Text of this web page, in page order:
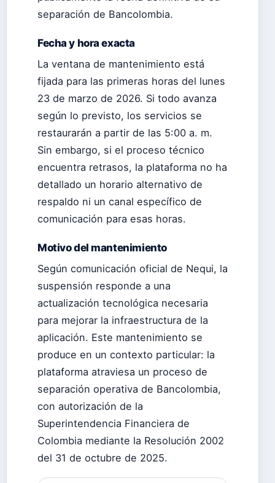
separación de Bancolombia.
Fecha y hora exacta
La ventana de mantenimiento está
fijada para las primeras horas del lunes
23 de marzo de 2026. Si todo avanza
según lo previsto, los servicios se
restaurarán a partir de las 5:00 a. m.
Sin embargo, si el proceso técnico
encuentra retrasos, la plataforma no ha
detallado un horario alternativo de
respaldo ni un canal específico de
comunicación para esas horas.
Motivo del mantenimiento
Según comunicación oficial de Nequi, la
suspensión responde a una
actualización tecnológica necesaria
para mejorar la infraestructura de la
aplicación. Este mantenimiento se
produce en un contexto particular: la
plataforma atraviesa un proceso de
separación operativa de Bancolombia,
con autorización de la
Superintendencia Financiera de
Colombia mediante la Resolución 2002
del 31 de octubre de 2025.